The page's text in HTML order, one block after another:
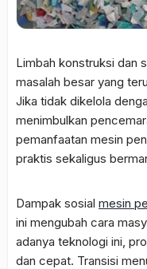
Limbah konstruksi dan
masalah besar yang
Jika tidak dikelola
menimbulkan
pemanfaatan mesin
praktis sekaligus
Dampak sosial mesin
ini mengubah cara
adanya teknologi ini,
dan cepat. Transisi